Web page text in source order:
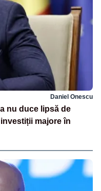
Daniel Onescu
nu duce lipsă de
majore în